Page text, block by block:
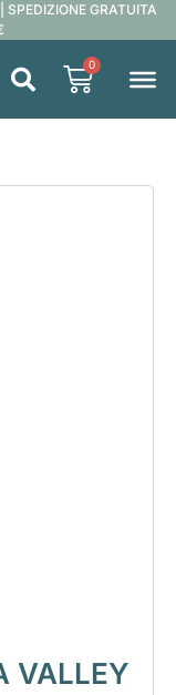
GRATUITA
0
VALLEY